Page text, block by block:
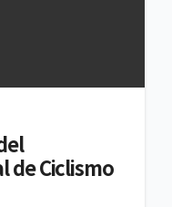
de Ciclismo